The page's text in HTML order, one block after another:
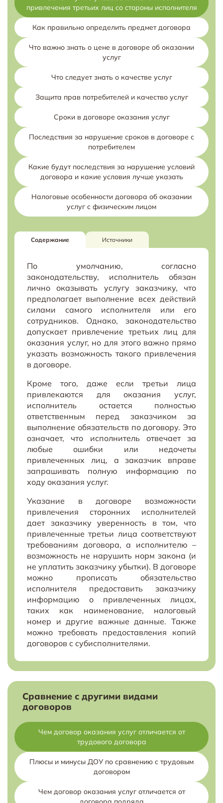
привлечения третьих лиц со стороны исполнителя
Как правильно определить предмет договора
Что важно знать о цене в договоре об оказании
услуг
Что следует знать о качестве услуг
Защита прав потребителей и качество услуг
Сроки в договоре оказания услуг
Последствия за нарушение сроков в договоре с
потребителем
Какие будут последствия за нарушение условий
договора и какие условия лучше указать
Налоговые особенности договора об оказании
услуг с физическим лицом
Содержание Источники
По умолчанию, согласно
законодательству, исполнитель обязан
лично оказывать услугу заказчику, что
предполагает выполнение всех действий
силами самого исполнителя или его
сотрудников. Однако, законодательство
допускает привлечение третьих лиц для
оказания услуг, но для этого важно прямо
указать возможность такого привлечения
в договоре.
Кроме того, даже если третьи лица
привлекаются для оказания услуг,
исполнитель остается полностью
ответственным перед заказчиком за
выполнение обязательств по договору. Это
означает, что исполнитель отвечает за
любые ошибки или недочеты
привлеченных лиц, а заказчик вправе
запрашивать полную информацию по
ходу оказания услуг.
Указание в договоре возможности
привлечения сторонних исполнителей
дает заказчику уверенность в том, что
привлеченные третьи лица соответствуют
требованиям договора, а исполнителю –
возможность не нарушить норм закона (и
не уплатить заказчику убытки). В договоре
можно прописать обязательство
исполнителя предоставить заказчику
информацию о привлеченных лицах,
таких как наименование, налоговый
номер и другие важные данные. Также
можно требовать предоставления копий
договоров с субисполнителями.
Сравнение с другими видами
договоров
Чем договор оказания услуг отличается от
трудового договора
Плюсы и минусы ДОУ по сравнению с трудовым
договором
Чем договор оказания услуг отличается от